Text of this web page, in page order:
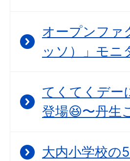
オープンファ
ッソ）」モニ
てくてくデー
登場😆〜丹生
大内小学校の